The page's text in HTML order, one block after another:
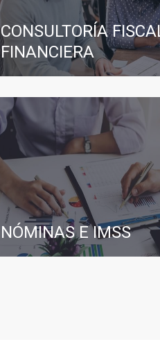
CONSULTORÍA
FINANCIERA
NÓMINAS E IMSS